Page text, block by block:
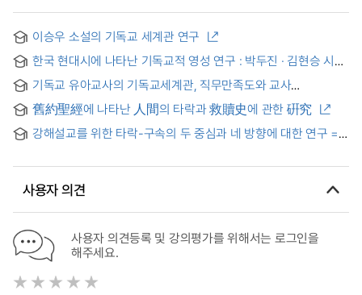
이승우 소설의 기독교 세계관 연구
한국 현대시에 나타난 기독교적 영성 연구 : 박두진 · 김현승 시를
Modern Poems:with the Poems of Park Du-jin & Kim Hyun-
seung as the Central Figure
기독교 유아교사의 기독교세계관, 직무만족도와 교사
효능감과의 관계
舊約聖經에 나타난 人間의 타락과 救贖史에 관한 硏究
강해설교를 위한 타락-구속의 두 중심과 네 방향에 대한 연구 =
사용자 의견
사용자 의견등록 및 강의평가를 위해서는 로그인을
해주세요.